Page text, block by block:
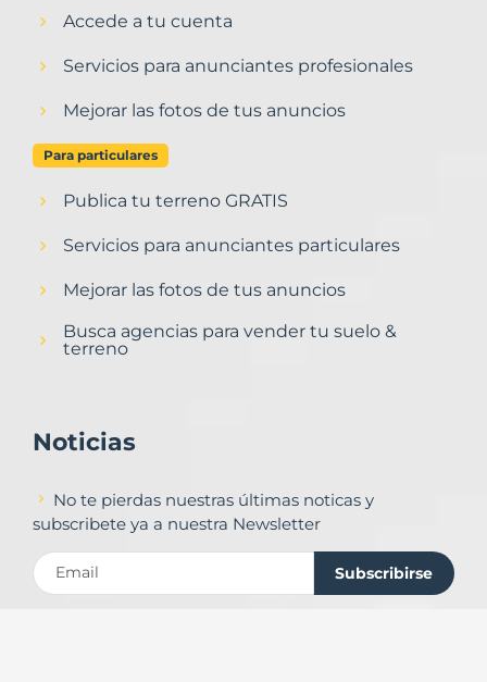
Accede a tu cuenta
Servicios para anunciantes profesionales
Mejorar las fotos de tus anuncios
Para particulares
Publica tu terreno GRATIS
Servicios para anunciantes particulares
Mejorar las fotos de tus anuncios
Busca agencias para vender tu suelo &
terreno
Noticias
No te pierdas nuestras últimas noticas y
subscribete ya a nuestra Newsletter
Subscribirse